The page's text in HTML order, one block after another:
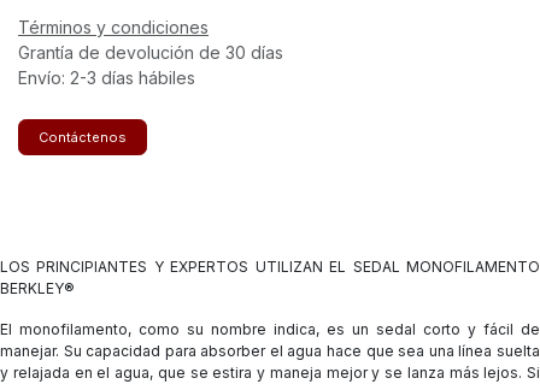
Términos y condiciones
Grantía de devolución de 30 días
Envío: 2-3 días hábiles
Contáctenos
LOS PRINCIPIANTES Y EXPERTOS UTILIZAN EL SEDAL MONOFILAMENTO
BERKLEY®
El monofilamento, como su nombre indica, es un sedal corto y fácil de
manejar. Su capacidad para absorber el agua hace que sea una línea suelta
y relajada en el agua, que se estira y maneja mejor y se lanza más lejos. Si